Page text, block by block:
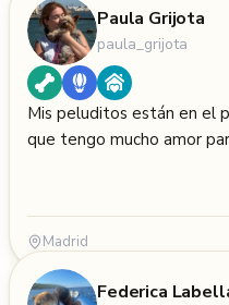
Paula Grijota
paula_grijota
Mis peluditos están en el
que tengo mucho amor
Madrid
Federica